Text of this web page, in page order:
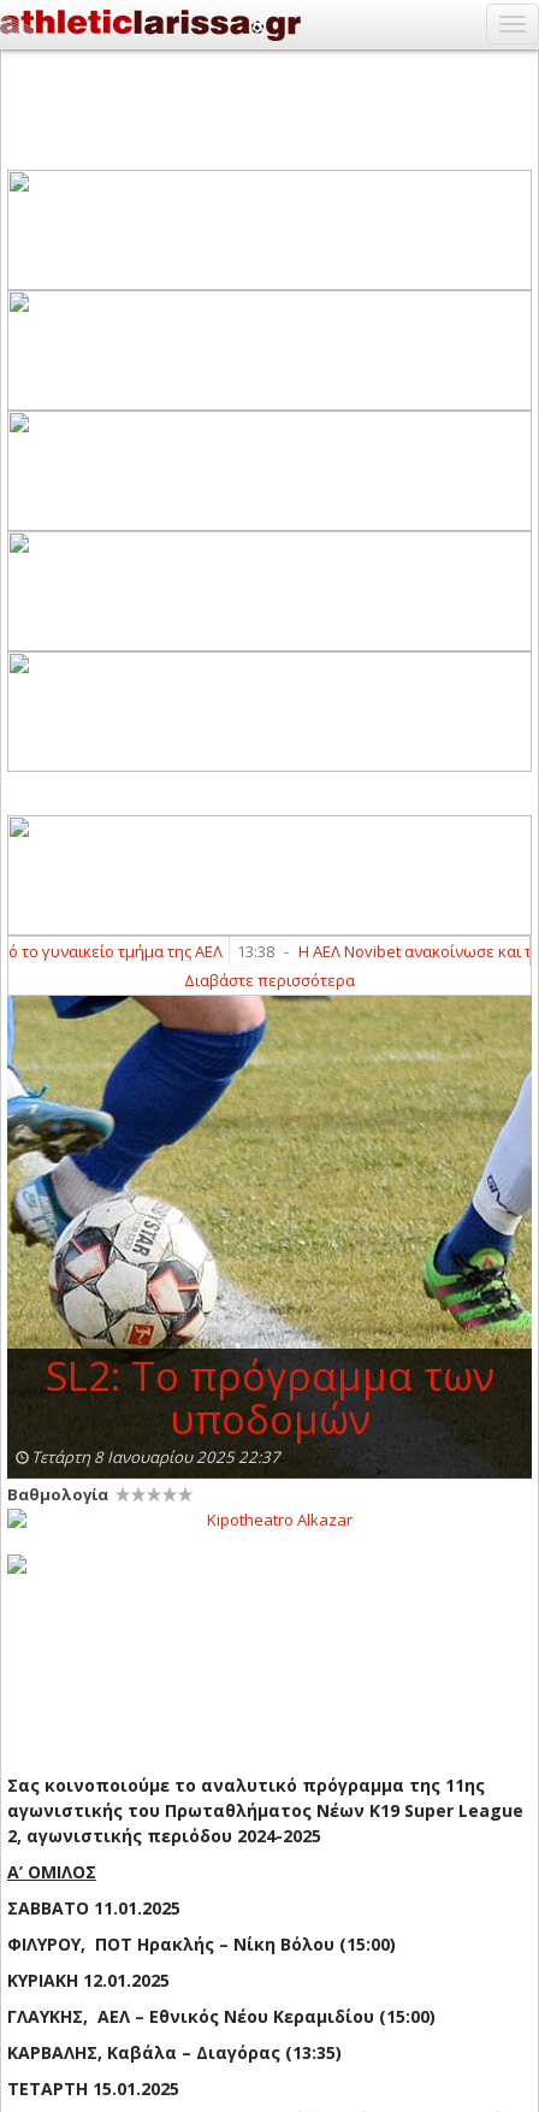
γυναικείο τμήμα της ΑΕΛ 13:38 - Η ΑΕΛ Novibet ανακοίνωσε και την
Διαβάστε περισσότερα
SL2: Το πρόγραμμα των
υποδομών
Τετάρτη 8 Ιανουαρίου 2025 22:37
Βαθμολογία
Σας κοινοποιούμε το αναλυτικό πρόγραμμα της 11ης
αγωνιστικής του Πρωταθλήματος Νέων Κ19 Super League
2, αγωνιστικής περιόδου 2024-2025
Α’ ΟΜΙΛΟΣ
ΣΑΒΒΑΤΟ 11.01.2025
ΦΙΛΥΡΟΥ, ΠΟΤ Ηρακλής – Νίκη Βόλου (15:00)
ΚΥΡΙΑΚΗ 12.01.2025
ΓΛΑΥΚΗΣ, ΑΕΛ – Εθνικός Νέου Κεραμιδίου (15:00)
ΚΑΡΒΑΛΗΣ, Καβάλα – Διαγόρας (13:35)
ΤΕΤΑΡΤΗ 15.01.2025